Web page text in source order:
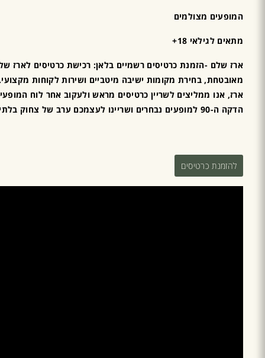
המופעים מצולמים
מתאים לגילאי 18+
ארז שלם -הזמנת כרטיסים רשמיים בלאן: רכישת כרטיסים לארז
מאובטחת, בחירת מקומות ישיבה מיטביים ושירות לקוחות
ארז, אנו ממליצים לשריין כרטיסים מראש ולעקוב אחר לוח
הדקה ה-90 למופעים נבחרים ושריינו לעצמכם ערב של צחוק בלתי פוסק.
להזמנת כרטיסים